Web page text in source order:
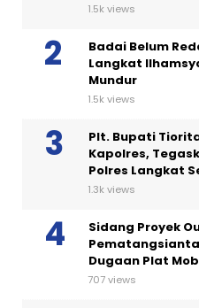
1.5k views
Badai Belum
Langkat
Mundur
1.5k views
Plt. Bupati
Kapolres,
Polres Langkat
1.3k views
Sidang Proyek
Dugaan Plat
707 views